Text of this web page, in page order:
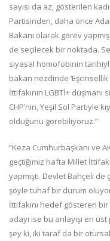
sayısı da az; gösterilen
Partisinden, daha önce
Bakanı olarak görev
de seçilecek bir noktada.
siyasal homofobinin
bakan nezdinde
İttifakının LGBTİ+
CHP’nin, Yeşil Sol Partiyle
olduğunu görebiliyoruz.”
“Keza Cumhurbaşkanı ve
geçtiğimiz hafta Millet
yapmıştı. Devlet Bahçeli de
şöyle tuhaf bir durum
İttifakını hedef gösteren
adayı ise bu anlayışı en
şey ki, iki taraf da bir